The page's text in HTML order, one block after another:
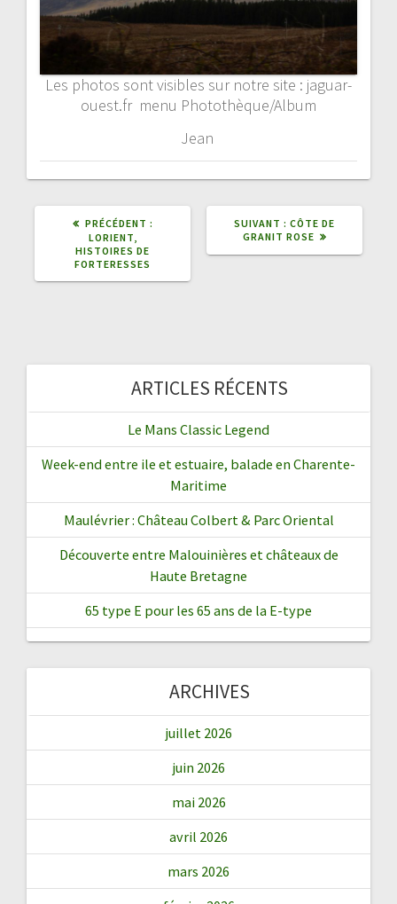
Les photos sont visibles sur notre site : jaguar-
ouest.fr menu Photothèque/Album
Jean
PRÉCÉDENT :
LORIENT,
HISTOIRES DE
FORTERESSES
SUIVANT : ARTICLE
SUIVANT
CÔTE DE
GRANIT ROSE
ARTICLES RÉCENTS
Le Mans Classic Legend
Week-end entre ile et estuaire, balade en Charente-
Maritime
Maulévrier : Château Colbert & Parc Oriental
Découverte entre Malouinières et châteaux de
Haute Bretagne
65 type E pour les 65 ans de la E-type
ARCHIVES
juillet 2026
juin 2026
mai 2026
avril 2026
mars 2026